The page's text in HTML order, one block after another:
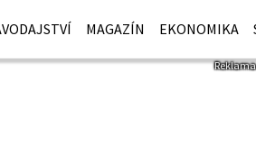
MAGAZÍN EKONOMIKA